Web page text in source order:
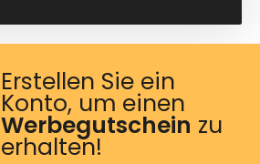
Erstellen Sie ein
Konto, um einen
Werbegutschein zu
erhalten!